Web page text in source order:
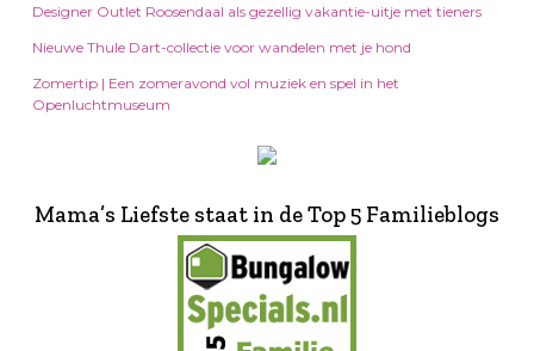
Designer Outlet Roosendaal als gezellig vakantie-uitje met tieners
Nieuwe Thule Dart-collectie voor wandelen met je hond
Zomertip | Een zomeravond vol muziek en spel in het
Openluchtmuseum
Mama’s Liefste staat in de Top 5 Familieblogs